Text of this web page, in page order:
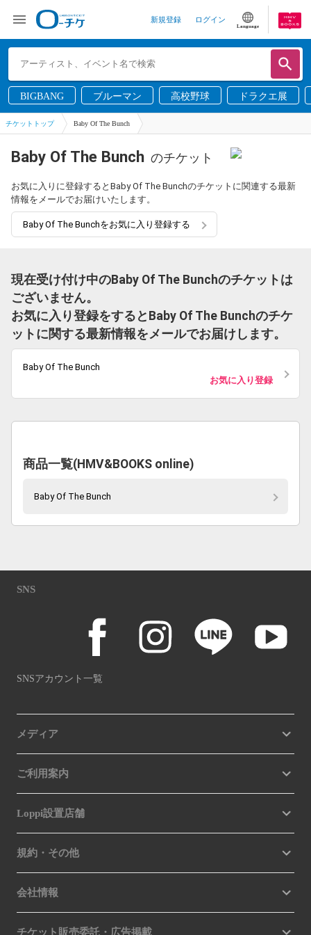
新規登録 ログイン
Language
BIGBANG ブルーマン 高校野球 ドラクエ展
チケットトップ Baby Of The Bunch
Baby Of The Bunch のチケット
お気に入りに登録するとBaby Of The Bunchのチケットに関連する最新
情報をメールでお届けいたします。
Baby Of The Bunchをお気に入り登録する
現在受け付け中のBaby Of The Bunchのチケットは
ございません。
お気に入り登録をするとBaby Of The Bunchのチケ
ットに関する最新情報をメールでお届けします。
Baby Of The Bunch
お気に入り登録
商品一覧(HMV&BOOKS online)
Baby Of The Bunch
SNS
SNSアカウント一覧
メディア
ご利用案内
Loppi設置店舗
規約・その他
会社情報
チケット販売委託・広告掲載